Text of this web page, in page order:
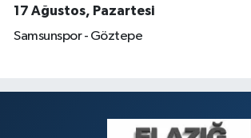
17 Ağustos, Pazartesi
Samsunspor - Göztepe